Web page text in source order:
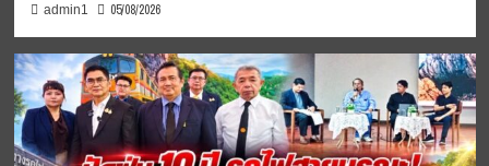
admin1 05/08/2026